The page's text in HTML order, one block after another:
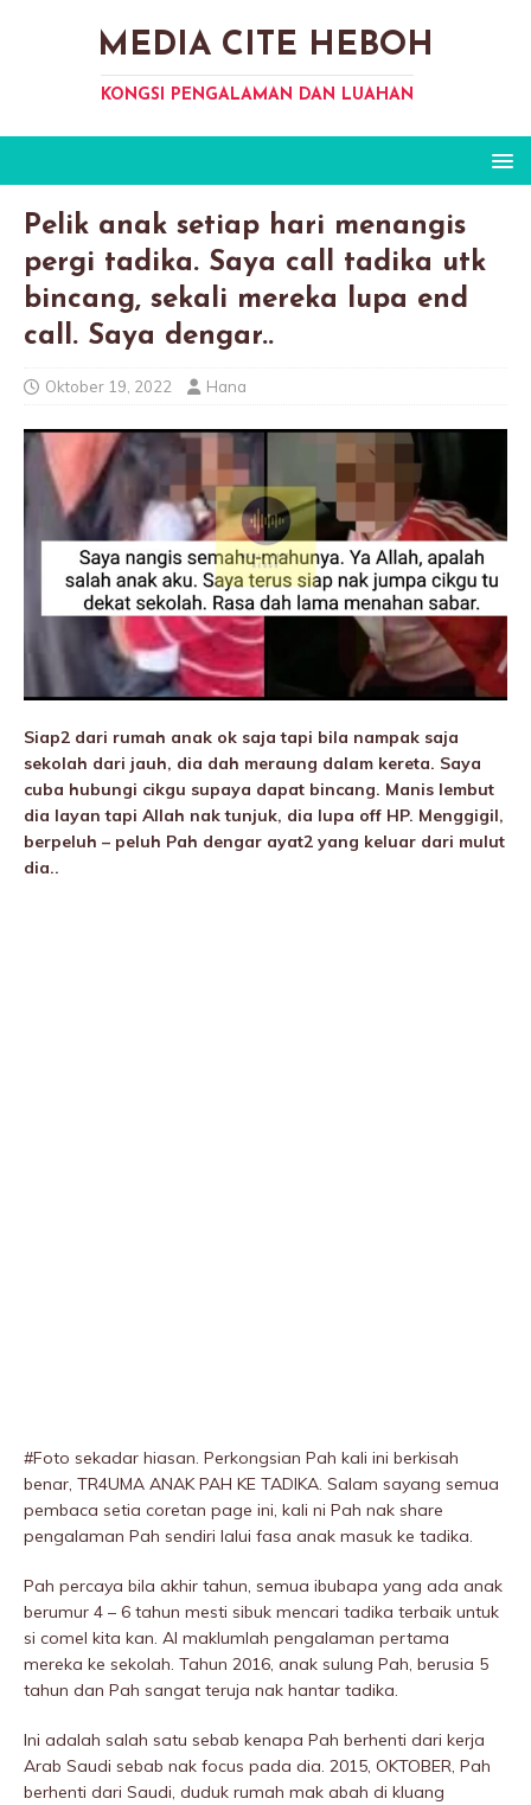
MEDIA CITE HEBOH
KONGSI PENGALAMAN DAN LUAHAN
Pelik anak setiap hari menangis
pergi tadika. Saya call tadika utk
bincang, sekali mereka lupa end
call. Saya dengar..
Oktober 19, 2022 Hana
Siap2 dari rumah anak ok saja tapi bila nampak saja
sekolah dari jauh, dia dah meraung dalam kereta. Saya
cuba hubungi cikgu supaya dapat bincang. Manis lembut
dia layan tapi Allah nak tunjuk, dia lupa off HP. Menggigil,
berpeluh – peluh Pah dengar ayat2 yang keluar dari mulut
dia..
#Foto sekadar hiasan. Perkongsian Pah kali ini berkisah
benar, TR4UMA ANAK PAH KE TADIKA. Salam sayang semua
pembaca setia coretan page ini, kali ni Pah nak share
pengalaman Pah sendiri lalui fasa anak masuk ke tadika.
Pah percaya bila akhir tahun, semua ibubapa yang ada anak
berumur 4 – 6 tahun mesti sibuk mencari tadika terbaik untuk
si comel kita kan. Al maklumlah pengalaman pertama
mereka ke sekolah. Tahun 2016, anak sulung Pah, berusia 5
tahun dan Pah sangat teruja nak hantar tadika.
Ini adalah salah satu sebab kenapa Pah berhenti dari kerja
Arab Saudi sebab nak focus pada dia. 2015, OKTOBER, Pah
berhenti dari Saudi, duduk rumah mak abah di kluang